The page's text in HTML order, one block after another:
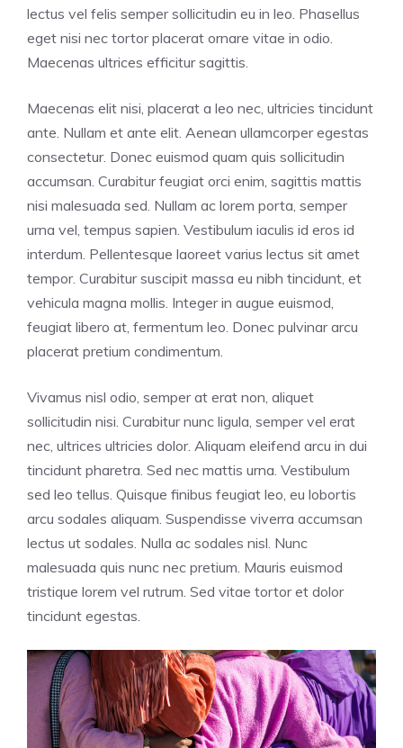
lectus vel felis semper sollicitudin eu in leo. Phasellus
eget nisi nec tortor placerat ornare vitae in odio.
Maecenas ultrices efficitur sagittis.
Maecenas elit nisi, placerat a leo nec, ultricies tincidunt
ante. Nullam et ante elit. Aenean ullamcorper egestas
consectetur. Donec euismod quam quis sollicitudin
accumsan. Curabitur feugiat orci enim, sagittis mattis
nisi malesuada sed. Nullam ac lorem porta, semper
urna vel, tempus sapien. Vestibulum iaculis id eros id
interdum. Pellentesque laoreet varius lectus sit amet
tempor. Curabitur suscipit massa eu nibh tincidunt, et
vehicula magna mollis. Integer in augue euismod,
feugiat libero at, fermentum leo. Donec pulvinar arcu
placerat pretium condimentum.
Vivamus nisl odio, semper at erat non, aliquet
sollicitudin nisi. Curabitur nunc ligula, semper vel erat
nec, ultrices ultricies dolor. Aliquam eleifend arcu in dui
tincidunt pharetra. Sed nec mattis urna. Vestibulum
sed leo tellus. Quisque finibus feugiat leo, eu lobortis
arcu sodales aliquam. Suspendisse viverra accumsan
lectus ut sodales. Nulla ac sodales nisl. Nunc
malesuada quis nunc nec pretium. Mauris euismod
tristique lorem vel rutrum. Sed vitae tortor et dolor
tincidunt egestas.